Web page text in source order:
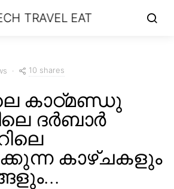
TRAVEL EAT
10 shares
കാഠ്മണ്ഡു
ദർബാർ
കാഴ്ചകളും